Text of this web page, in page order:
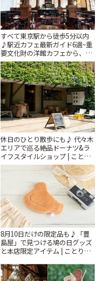
すべて東京駅から徒歩5分以内
♪駅近カフェ最新ガイド6選~重
要文化財の洋館カフェから、改
札すぐのレトロ喫茶まで~ | こと
りっぷ
休日のひとり散歩にも♪ 代々木
エリアで巡る絶品ドーナツ&ラ
イフスタイルショップ | ことり
っぷ
8月10日だけの限定品も♪「豊
島屋」で見つける鳩の日グッズ
と本店限定アイテム | ことりっ